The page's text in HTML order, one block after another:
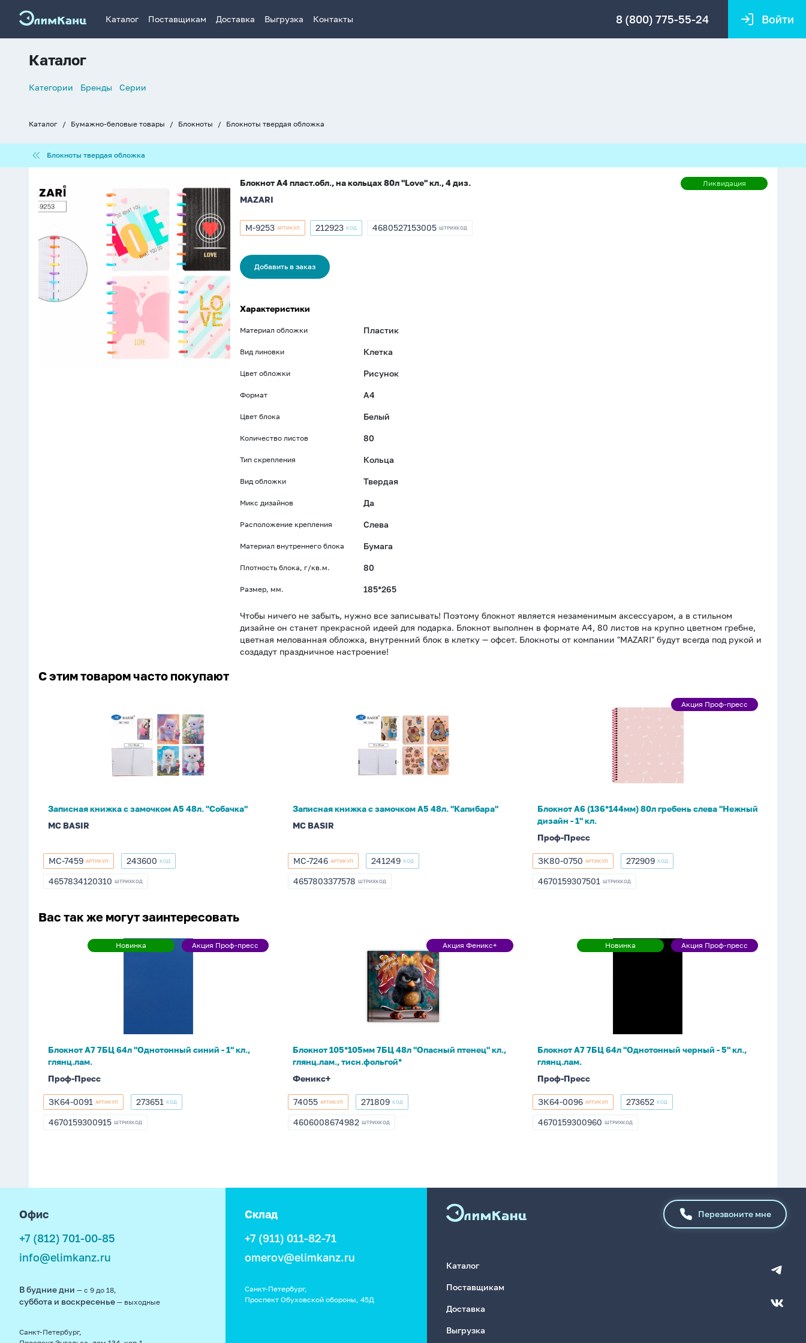
Каталог Поставщикам Доставка Выгрузка Контакты 8 (800) 775-55-24 Войти
Каталог
Список
Категории Бренды Серии
крошки
Каталог Бумажно-беловые товары Блокноты Блокноты твердая обложка
твердая
обложка
Блокноты твердая обложка
Блокнот
А4
пласт.обл.,
на
80л
"Love"
кл.,
диз.
Блокнот А4 пласт.обл., на кольцах 80л "Love" кл., 4 диз.
MAZARI
Артикул
9253
M-9253 АРТИКУЛ
Артикул
212923 КОД
ШТРИХКОД
4680527153005 ШТРИХКОД
Добавить в заказ
Характеристики
Материал обложки Пластик
Вид линовки Клетка
Цвет обложки Рисунок
Формат A4
Цвет блока Белый
Количество листов 80
Тип скрепления Кольца
Вид обложки Твердая
Микс дизайнов Да
Расположение крепления Слева
Материал внутреннего блока Бумага
Плотность блока, г/кв.м. 80
Размер, мм. 185*265
Чтобы ничего не забыть, нужно все записывать! Поэтому блокнот является незаменимым аксессуаром, а в стильном
дизайне он станет прекрасной идеей для подарка. Блокнот выполнен в формате А4, 80 листов на крупно цветном гребне,
цветная мелованная обложка, внутренний блок в клетку — офсет. Блокноты от компании "MAZARI" будут всегда под рукой и
создадут праздничное настроение!
Ликвидация
Ликвидация
С этим товаром часто покупают
Записная книжка с замочком А5 48л. "Собачка"
MC BASIR
МС-7459
МС-7459 АРТИКУЛ 243600
243600 КОД
4657834120310
4657834120310 ШТРИХКОД
Записная книжка с замочком А5 48л. "Капибара"
MC BASIR
МС-7246
МС-7246 АРТИКУЛ 241249
241249 КОД
4657803377578
4657803377578 ШТРИХКОД
-
1"
кл.
Акция
Акция Проф-пресс
Блокнот А6 (136*144мм) 80л гребень слева "Нежный
дизайн - 1" кл.
Проф-Пресс
ЗК80-
0750
ЗК80-0750 АРТИКУЛ 272909
272909 КОД
4670159307501
4670159307501 ШТРИХКОД
Вас так же могут заинтересовать
Блокнот
кл.,
глянц.лам.
Новинка
Новинка
Акция
Акция Проф-пресс
Блокнот А7 7БЦ 64л "Однотонный синий - 1" кл.,
глянц.лам.
Проф-Пресс
ЗК64-
0091
ЗК64-0091 АРТИКУЛ 273651
273651 КОД
4670159300915
4670159300915 ШТРИХКОД
тисн.фольгой*
Акция
Акция Феникс+
Блокнот 105*105мм 7БЦ 48л "Опасный птенец" кл.,
глянц.лам., тисн.фольгой*
Феникс+
74055
74055 АРТИКУЛ 271809
271809 КОД
4606008674982
4606008674982 ШТРИХКОД
Блокнот
кл.,
глянц.лам.
Новинка
Новинка
Акция
Акция Проф-пресс
Блокнот А7 7БЦ 64л "Однотонный черный - 5" кл.,
глянц.лам.
Проф-Пресс
ЗК64-
0096
ЗК64-0096 АРТИКУЛ 273652
273652 КОД
4670159300960
4670159300960 ШТРИХКОД
Офис
+7 (812) 701-00-85
info@elimkanz.ru
В будние дни — с 9 до 18,
суббота и воскресенье — выходные
Санкт-Петербург,
Склад
+7 (911) 011-82-71
omerov@elimkanz.ru
Санкт-Петербург,
Проспект Обуховской обороны, 45Д
Перезвоните мне
Каталог
Поставщикам
Доставка
Выгрузка